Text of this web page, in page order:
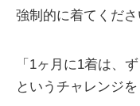
強制的に着てくださ
「1ヶ月に1着は、
というチャレンジ